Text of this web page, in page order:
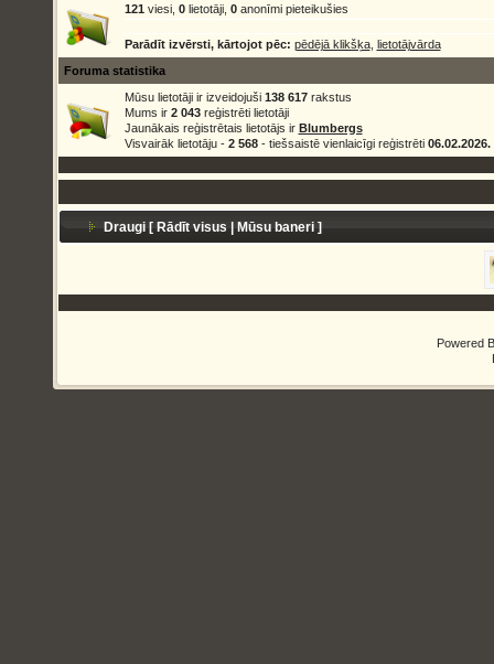
121 viesi, 0lietotāji, 0anonīmi pieteikušies
Parādīt izvērsti, kārtojot pēc: pēdējā klikšķa, lietotājvārda
Foruma statistika
Mūsu lietotāji ir izveidojuši 138 617rakstus
Mums ir 2 043reģistrēti lietotāji
Jaunākais reģistrētais lietotājs ir Blumbergs
Visvairāk lietotāju - 2 568- tiešsaistē vienlaicīgi reģistrēti 06.02.2026.
Draugi [ Rādīt visus Mūsu baneri]
Powered